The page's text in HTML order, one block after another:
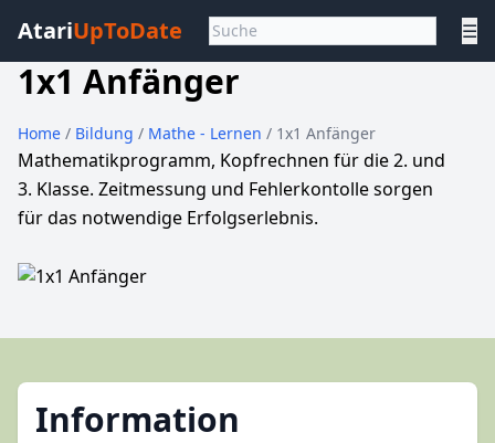
AtariUpToDate ☰
1x1 Anfänger
Home / Bildung / Mathe - Lernen / 1x1 Anfänger
Mathematikprogramm, Kopfrechnen für die 2. und
3. Klasse. Zeitmessung und Fehlerkontolle sorgen
für das notwendige Erfolgserlebnis.
Information